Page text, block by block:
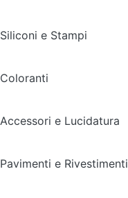
Siliconi e Stampi
Coloranti
Accessori e Lucidatura
Pavimenti e Rivestimenti